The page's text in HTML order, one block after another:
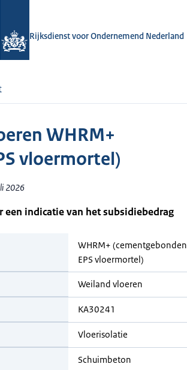
Rijksdienst voor Ondernemend Nederland
WHRM+
vloermortel)
2026
een indicatie van het subsidiebedrag
WHRM+ (cementgebonden
EPS vloermortel)
Weiland vloeren
KA30241
Vloerisolatie
Schuimbeton